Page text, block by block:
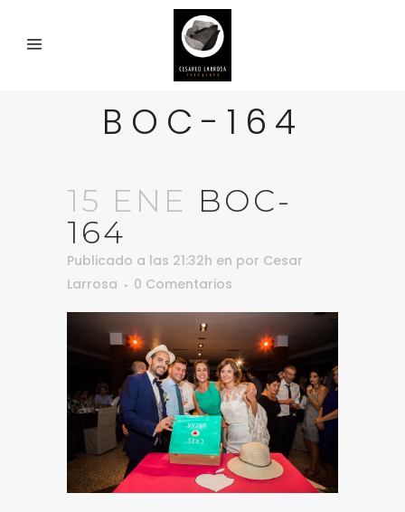
BOC-164
15 ENE BOC-
164
Publicado a las 21:32h en por Cesar
Larrosa
0 Comentarios